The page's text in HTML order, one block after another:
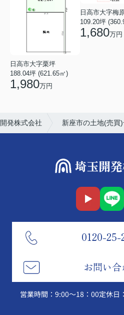
日高市大字栗坪
188.04坪 (621.65㎡)
1,980万円
日高市大字梅
109.20坪
1,680万円
発株式会社 新座市の土地(売買
0120-25-
お問い
営業時間：9:00～18：00定休日